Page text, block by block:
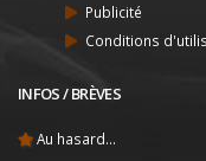
Publicité
Conditions
INFOS / BRÈVES
Au hasard...